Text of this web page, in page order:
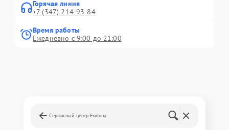
Горячая линия
+7 (347) 214-93-84
Время работы
Ежедневно с 9:00 до 21:00
Сервисный центр Fortuna